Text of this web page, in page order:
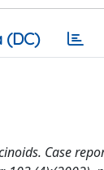
(DC)
Case